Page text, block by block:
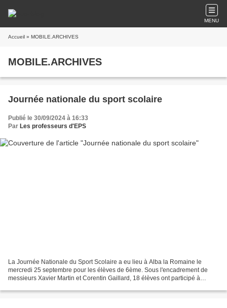
MENU
Accueil » MOBILE.ARCHIVES
MOBILE.ARCHIVES
Journée nationale du sport scolaire
Publié le 30/09/2024 à 16:33
Par Les professeurs d'EPS
La Journée Nationale du Sport Scolaire a eu lieu à Alba la Romaine le
mercredi 25 septembre pour les élèves de 6ème. Sous l'encadrement de
messieurs Xavier Martin et Corentin Gaillard, 18 élèves ont participé à